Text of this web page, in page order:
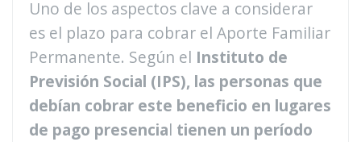
Uno de los aspectos clave a considerar
es el plazo para cobrar el Aporte Familiar
Permanente. Según el Instituto de
Previsión Social (IPS), las personas que
debían cobrar este beneficio en lugares
de pago presencial tienen un período